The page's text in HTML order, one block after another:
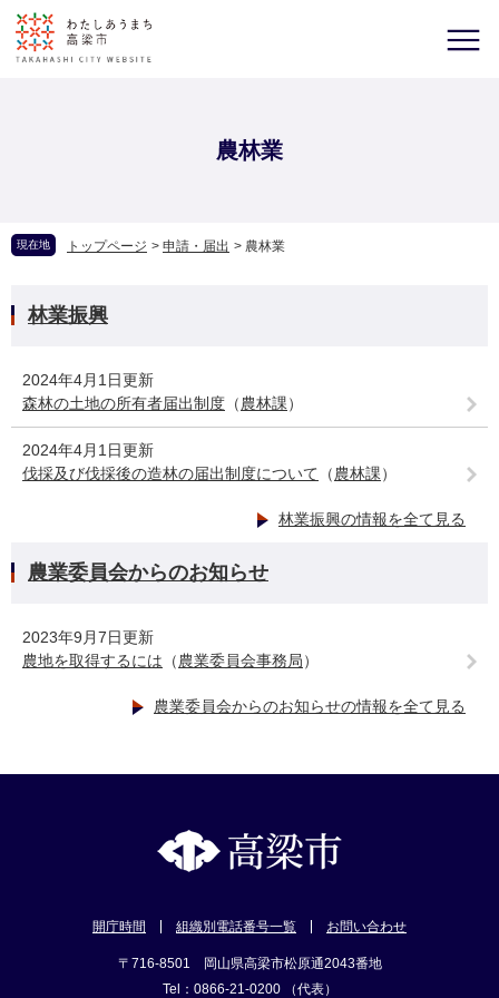
農林業
現在地 トップページ > 申請・届出 > 農林業
林業振興
2024年4月1日更新
森林の土地の所有者届出制度 （農林課）
2024年4月1日更新
伐採及び伐採後の造林の届出制度について （農林課）
林業振興の情報を全て見る
農業委員会からのお知らせ
2023年9月7日更新
農地を取得するには （農業委員会事務局）
農業委員会からのお知らせの情報を全て見る
開庁時間 組織別電話番号一覧 お問い合わせ
〒716-8501 岡山県高梁市松原通2043番地
Tel：0866-21-0200 （代表）